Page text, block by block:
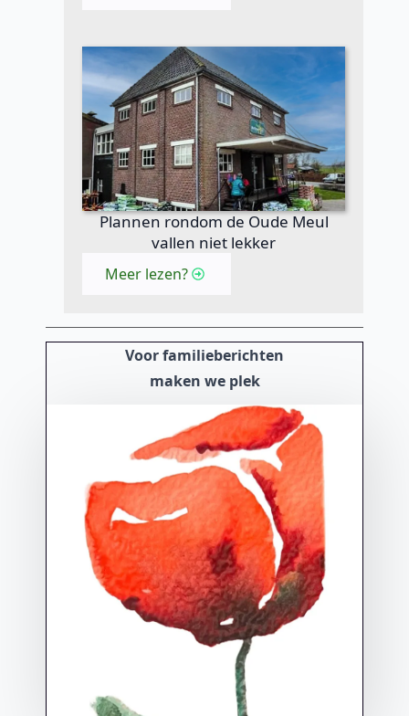
Plannen rondom de Oude Meul
vallen niet lekker
Meer lezen?
Voor familieberichten
maken we plek